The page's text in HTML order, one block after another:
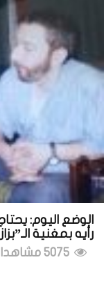
الوضع اليوم:
رأيه بمغنية